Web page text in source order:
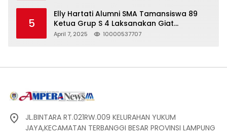
5
Elly Hartati Alumni SMA Tamansiswa 89
Ketua Grup S 4 Laksanakan Giat
Silaturahmi
April 7, 2025 10000537707
JL.BINTARA RT.021RW.009 KELURAHAN YUKUM
JAYA,KECAMATAN TERBANGGI BESAR PROVINSI LAMPUNG